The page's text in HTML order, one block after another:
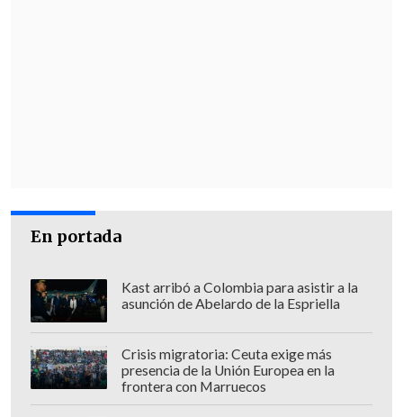
En portada
Kast arribó a Colombia para asistir a la
asunción de Abelardo de la Espriella
Crisis migratoria: Ceuta exige más
presencia de la Unión Europea en la
frontera con Marruecos